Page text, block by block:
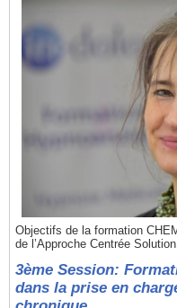
Objectifs de la formation
de l’Approche Centrée
3ème Session:
dans la prise en